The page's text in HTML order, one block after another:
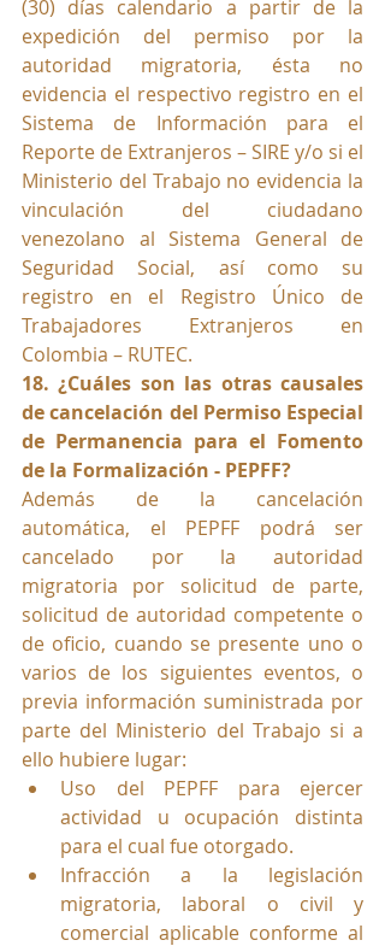
(30) días calendario a partir de la
expedición del permiso por la
autoridad migratoria, ésta no
evidencia el respectivo registro en el
Sistema de Información para el
Reporte de Extranjeros – SIRE y/o si el
Ministerio del Trabajo no evidencia la
vinculación del ciudadano
venezolano al Sistema General de
Seguridad Social, así como su
registro en el Registro Único de
Trabajadores Extranjeros en
Colombia – RUTEC.
18. ¿Cuáles son las otras causales
de cancelación del Permiso Especial
de Permanencia para el Fomento
de la Formalización - PEPFF?
Además de la cancelación
automática, el PEPFF podrá ser
cancelado por la autoridad
migratoria por solicitud de parte,
solicitud de autoridad competente o
de oficio, cuando se presente uno o
varios de los siguientes eventos, o
previa información suministrada por
parte del Ministerio del Trabajo si a
ello hubiere lugar:
Uso del PEPFF para ejercer
actividad u ocupación distinta
para el cual fue otorgado.
Infracción a la legislación
migratoria, laboral o civil y
comercial aplicable conforme al